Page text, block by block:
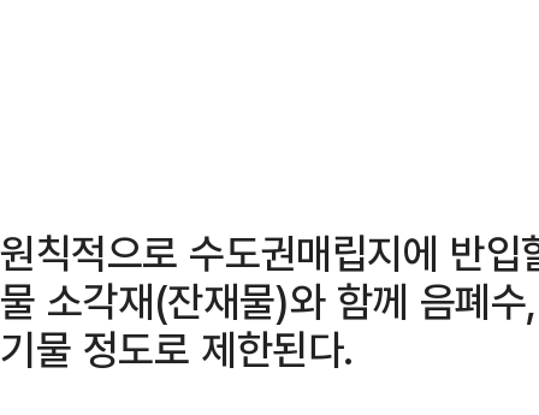
원칙적으로 수도권매립지에 반
물 소각재(잔재물)와 함께 음폐
기물 정도로 제한된다.